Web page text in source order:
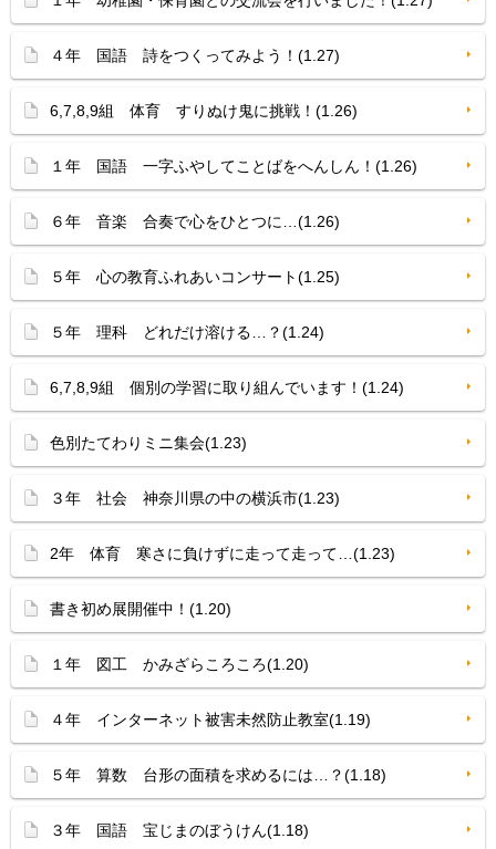
４年 国語 詩をつくってみよう！(1.27)
6,7,8,9組 体育 すりぬけ鬼に挑戦！(1.26)
１年 国語 一字ふやしてことばをへんしん！(1.26)
６年 音楽 合奏で心をひとつに…(1.26)
５年 心の教育ふれあいコンサート(1.25)
５年 理科 どれだけ溶ける…？(1.24)
6,7,8,9組 個別の学習に取り組んでいます！(1.24)
色別たてわりミニ集会(1.23)
３年 社会 神奈川県の中の横浜市(1.23)
2年 体育 寒さに負けずに走って走って…(1.23)
書き初め展開催中！(1.20)
１年 図工 かみざらころころ(1.20)
４年 インターネット被害未然防止教室(1.19)
５年 算数 台形の面積を求めるには…？(1.18)
３年 国語 宝じまのぼうけん(1.18)